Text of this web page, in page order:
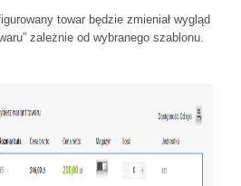
towar będzie zmieniał wygląd
zależnie od wybranego szablonu.